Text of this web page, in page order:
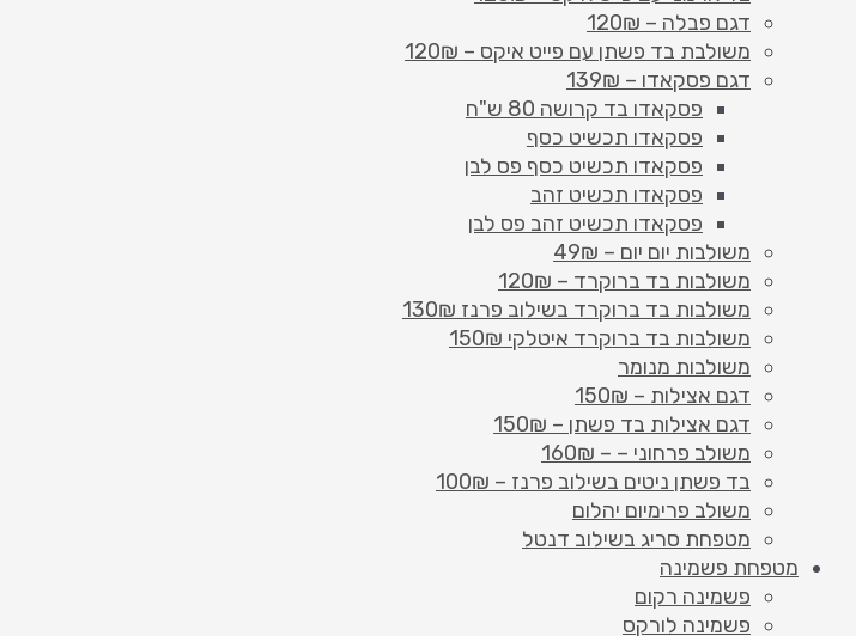
דגם פבלה – 120₪
משולבת בד פשתן עם פייט איקס – 120₪
דגם פסקאדו – 139₪
פסקאדו בד קרושה 80 ש"ח
פסקאדו תכשיט כסף
פסקאדו תכשיט כסף פס לבן
פסקאדו תכשיט זהב
פסקאדו תכשיט זהב פס לבן
משולבות יום יום – 49₪
משולבות בד ברוקרד – 120₪
משולבות בד ברוקרד בשילוב פרנז 130₪
משולבות בד ברוקרד איטלקי 150₪
משולבות מנומר
דגם אצילות – 150₪
דגם אצילות בד פשתן – 150₪
משולב פרחוני – – 160₪
בד פשתן ניטים בשילוב פרנז – 100₪
משולב פרימיום יהלום
מטפחת סריג בשילוב דנטל
מטפחת פשמינה
פשמינה רקום
פשמינה לורקס